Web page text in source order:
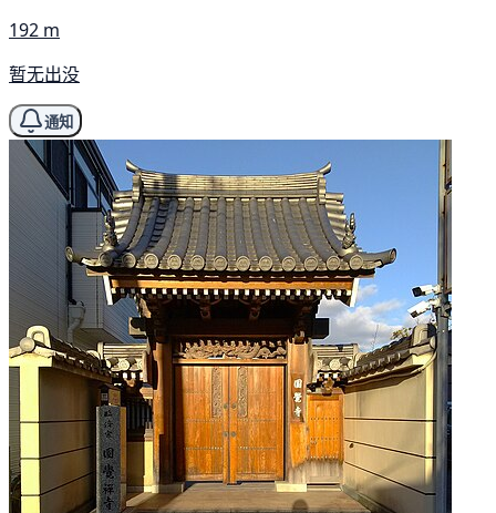
192 m
暂无出没
通知